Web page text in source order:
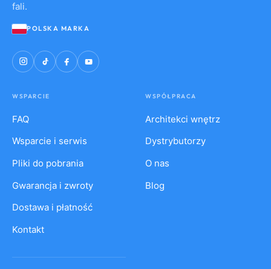
fali.
POLSKA MARKA
WSPARCIE
FAQ
Wsparcie i serwis
Pliki do pobrania
Gwarancja i zwroty
Dostawa i płatność
Kontakt
WSPÓŁPRACA
Architekci wnętrz
Dystrybutorzy
O nas
Blog